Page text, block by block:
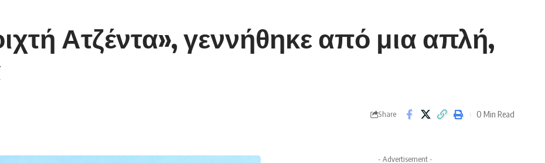
Ατζέντα», γεννήθηκε από μια απλή,
Share 0 Min Read
- Advertisement -